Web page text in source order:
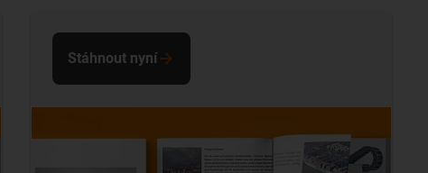
Stáhnout nyní